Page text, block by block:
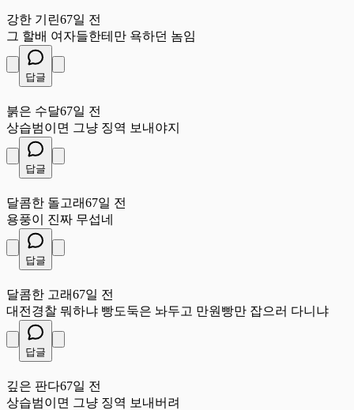
강한 기린67일 전
그 할배 여자들한테만 욕하던 놈임
답글
붉은 수달67일 전
상습범이면 그냥 징역 보내야지
답글
달콤한 돌고래67일 전
용풍이 진짜 무섭네
답글
달콤한 고래67일 전
대전경찰 뭐하냐 빵도둑은 놔두고 만원빵만 잡으러 다니냐
답글
깊은 판다67일 전
상습범이면 그냥 징역 보내버려